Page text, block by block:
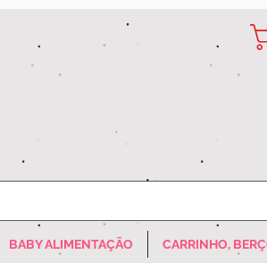
BABY ALIMENTAÇÃO CARRINHO,